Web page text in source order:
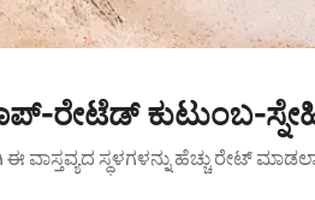
ರೇಟೆಡ್ ಕುಟುಂಬ-
ಈ ವಾಸ್ತವ್ಯದ ಸ್ಥಳಗಳನ್ನು ಹೆಚ್ಚು ರೇಟ್